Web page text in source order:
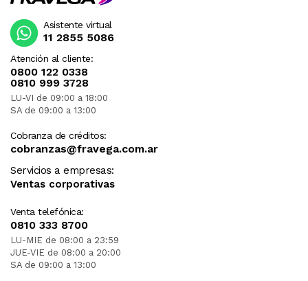
Atención al cliente:
0800 122 0338
0810 999 3728
LU-VI de 09:00 a 18:00
SA de 09:00 a 13:00
Cobranza de créditos:
cobranzas@fravega.com.ar
Servicios a empresas:
Ventas corporativas
Venta telefónica:
0810 333 8700
LU-MIE de 08:00 a 23:59
JUE-VIE de 08:00 a 20:00
SA de 09:00 a 13:00
Asistente virtual
11 2855 5086